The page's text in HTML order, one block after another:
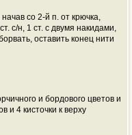
со 2-й п. от крючка,
с/н, 1 ст. с двумя накидами,
оставить конец нити
и бордового цветов и
и 4 кисточки к верху